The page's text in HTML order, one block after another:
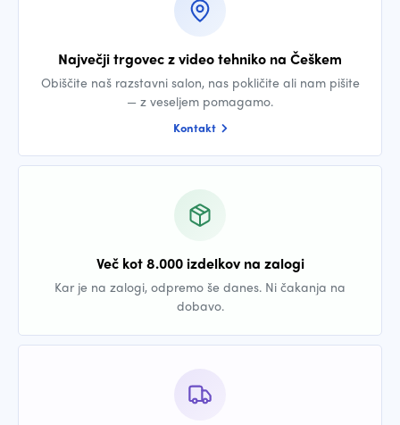
Največji trgovec z video tehniko na Češkem
Obiščite naš razstavni salon, nas pokličite ali nam pišite
— z veseljem pomagamo.
Kontakt
Več kot 8.000 izdelkov na zalogi
Kar je na zalogi, odpremo še danes. Ni čakanja na
dobavo.